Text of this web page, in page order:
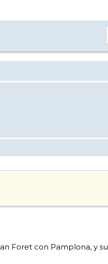
Foret con Pamplona, y